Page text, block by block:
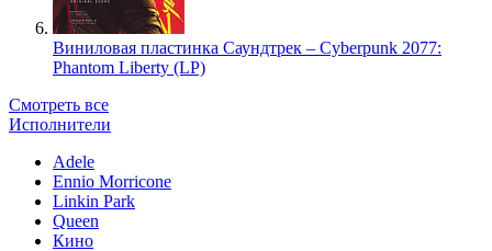
Виниловая пластинка Саундтрек – Cyberpunk 2077:
Phantom Liberty (LP)
Смотреть все
Исполнители
Adele
Ennio Morricone
Linkin Park
Queen
Кино